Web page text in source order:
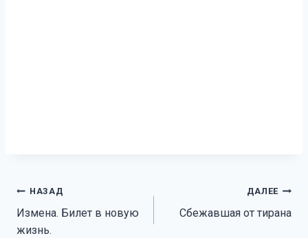
Навигация
по
НАЗАД
Измена. Билет в новую
жизнь.
ДАЛЕЕ
Сбежавшая от тирана